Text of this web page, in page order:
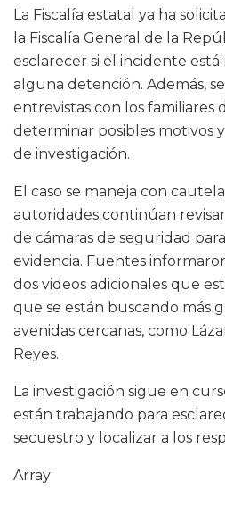
La Fiscalía estatal ya ha
la Fiscalía General de la
esclarecer si el incidente
alguna detención. Además,
entrevistas con los familiares
determinar posibles motivos
de investigación.
El caso se maneja con
autoridades continúan
de cámaras de seguridad
evidencia. Fuentes
dos videos adicionales que
que se están buscando más
avenidas cercanas, como
Reyes.
La investigación sigue en
están trabajando para
secuestro y localizar a los
Array